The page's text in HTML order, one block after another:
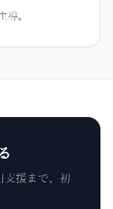
導。
支援まで、初